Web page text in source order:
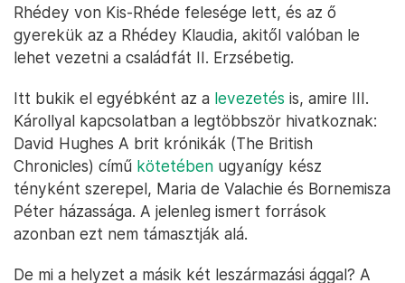
Rhédey von Kis-Rhéde felesége lett, és az ő
gyerekük az a Rhédey Klaudia, akitől valóban le
lehet vezetni a családfát II. Erzsébetig.
Itt bukik el egyébként az a levezetés is, amire III.
Károllyal kapcsolatban a legtöbbször hivatkoznak:
David Hughes A brit krónikák (The British
Chronicles) című kötetében ugyanígy kész
tényként szerepel, Maria de Valachie és Bornemisza
Péter házassága. A jelenleg ismert források
azonban ezt nem támasztják alá.
De mi a helyzet a másik két leszármazási ággal? A